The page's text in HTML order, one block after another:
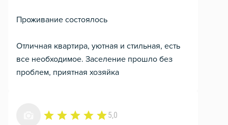
Проживание состоялось
Отличная квартира, уютная и стильная, есть
все необходимое. Заселение прошло без
проблем, приятная хозяйка
5,0